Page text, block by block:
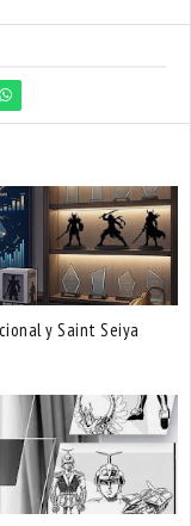
y Saint Seiya